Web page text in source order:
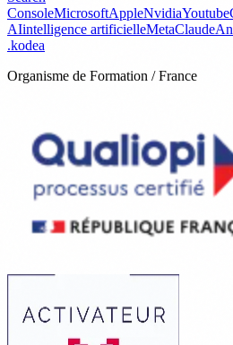
ConsoleMicrosoftAppleNvidiaYoutube
AIintelligence artificielleMetaClaude
.kodea
Organisme de Formation / France